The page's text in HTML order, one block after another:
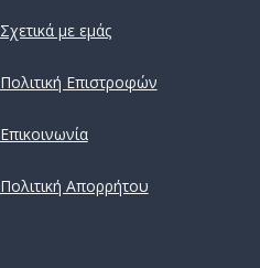
Σχετικά με εμάς
Πολιτική Επιστροφών
Επικοινωνία
Πολιτική Απορρήτου